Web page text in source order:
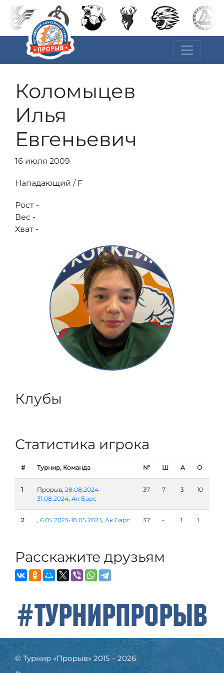
Коломыцев
Илья
Евгеньевич
16 июля 2009
Нападающий / F
Рост -
Вес -
Хват -
Клубы
Статистика игрока
# Турнир, Команда № Ш А О
1 Прорыв, 28.08.2024-
31.08.2024, Ак Барс
37 7 3 10
2 , 6.05.2023-10.05.2023, Ак Барс 37 - 1 1
Расскажите друзьям
#ТурнирПрорыв
© Турнир «Прорыв» 2015 – 2026